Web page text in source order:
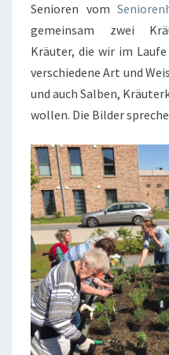
Senioren vom
gemeinsam zwei
Kräuter, die wir im
verschiedene Art und
und auch Salben,
wollen. Die Bilder